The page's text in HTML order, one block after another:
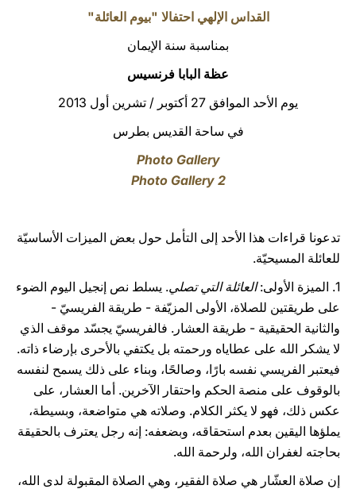
القداس الإلهي احتفالا "بيوم العائلة"
بمناسبة سنة الإيمان
عظة البابا فرنسيس
يوم الأحد الموافق 27 أكتوبر / تشرين أول 2013
في ساحة القديس بطرس
Photo Gallery
Photo Gallery 2
تدعونا قراءات هذا الأحد إلى التأمل حول بعض الميزات الأساسيّة
للعائلة المسيحيّة.
1. الميزة الأولى:
العائلة التي تصلي. يسلط نص إنجيل اليوم الضوء
على طريقتين للصلاة، الأولى المزيّفة - طريقة الفريسيّ -
والثانية الحقيقية - طريقة العشار. فالفريسيّ يجسّد موقف الذي
لا يشكر الله على عطاياه ورحمته بل يكتفي بالأحرى بإرضاء ذاته.
فيعتبر الفريسي نفسه بارًا، وصالحًا، وبناء على ذلك يسمح لنفسه
بالوقوف على منصة الحكم واحتقار الآخرين. أما العشار، على
عكس ذلك، فهو لا يكثر الكلام. وصلاته هي متواضعة، وبسيطة،
يملؤها اليقين بعدم استحقاقه، وبضعفه: إنه رجل يعترف بالحقيقة
بحاجته لغفران الله، ولرحمة الله.
إن صلاة العشّار هي صلاة الفقير، وهي الصلاة المقبولة لدى الله،